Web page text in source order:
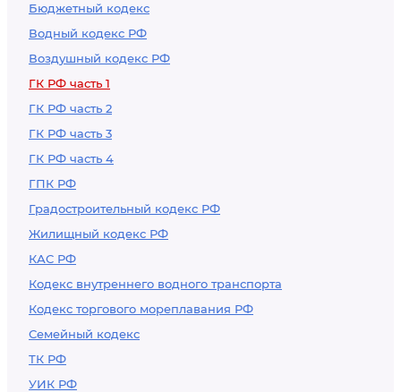
Бюджетный кодекс
Водный кодекс РФ
Воздушный кодекс РФ
ГК РФ часть 1
ГК РФ часть 2
ГК РФ часть 3
ГК РФ часть 4
ГПК РФ
Градостроительный кодекс РФ
Жилищный кодекс РФ
КАС РФ
Кодекс внутреннего водного транспорта
Кодекс торгового мореплавания РФ
Семейный кодекс
ТК РФ
УИК РФ